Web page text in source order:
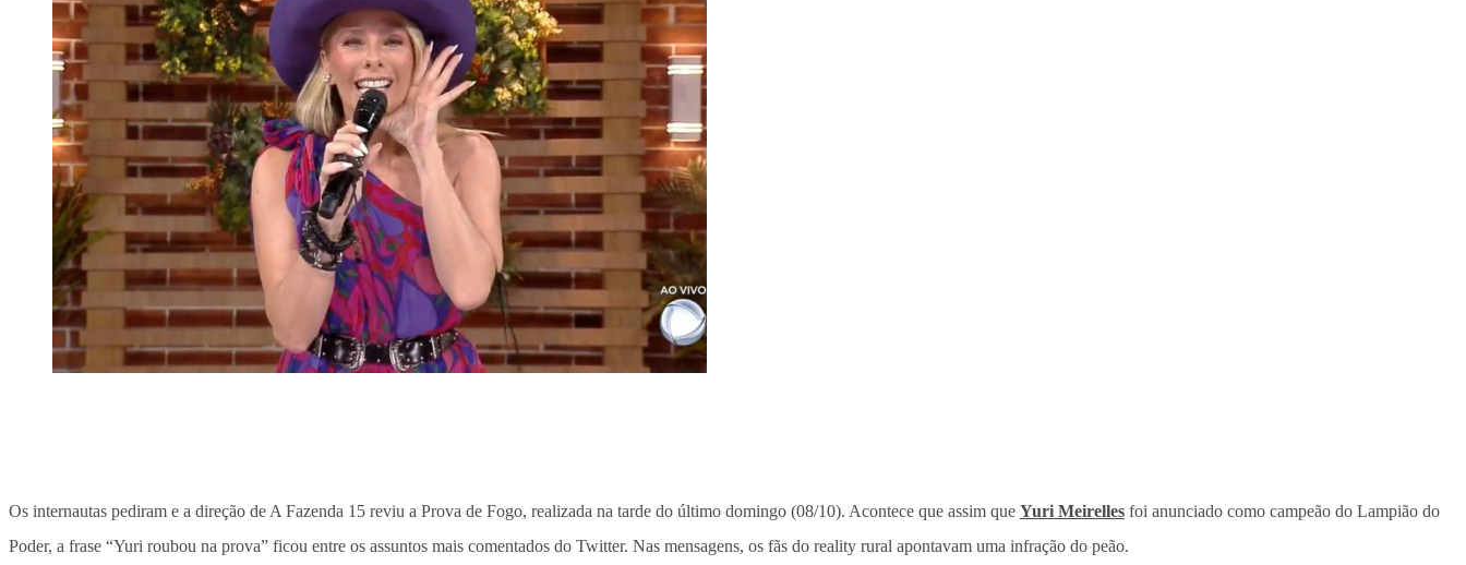
Os internautas pediram e a direção de A Fazenda 15 reviu a Prova de Fogo, realizada na tarde do último domingo (08/10). Acontece que assim que Yuri Meirelles foi anunciado como campeão do Lampião do
Poder, a frase “Yuri roubou na prova” ficou entre os assuntos mais comentados do Twitter. Nas mensagens, os fãs do reality rural apontavam uma infração do peão.